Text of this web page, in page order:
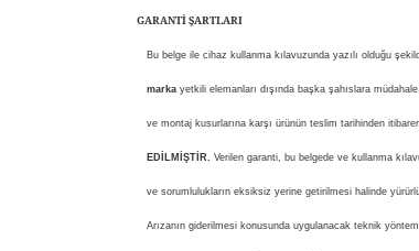
GARANTİ ŞARTLARI
Bu belge ile cihaz kullanma kılavuzunda yazılı olduğu
marka yetkili elemanları dışında başka şahıslara
ve montaj kusurlarına karşı ürünün teslim tarihinden
EDİLMİŞTİR.Verilen garanti, bu belgede ve kullanma
ve sorumlulukların eksiksiz yerine getirilmesi halinde
Arızanın giderilmesi konusunda uygulanacak teknik